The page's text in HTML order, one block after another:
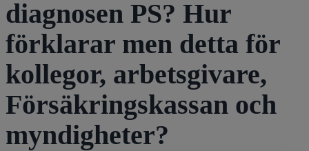
diagnosen PS? Hur
förklarar men detta för
kollegor, arbetsgivare,
Försäkringskassan och
myndigheter?